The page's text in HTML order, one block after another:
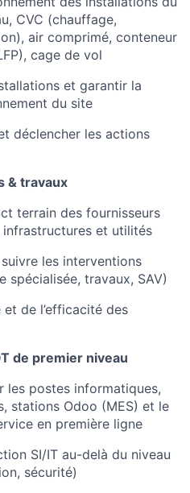
CVC (chauffage,
air comprimé, conteneur
cage de vol
et garantir la
du site
déclencher les actions
& travaux
terrain des fournisseurs
infrastructures et utilités
les interventions
spécialisée, travaux, SAV)
et de l’efficacité des
de premier niveau
les postes informatiques,
stations Odoo (MES) et le
en première ligne
SI/IT au-delà du niveau
sécurité)